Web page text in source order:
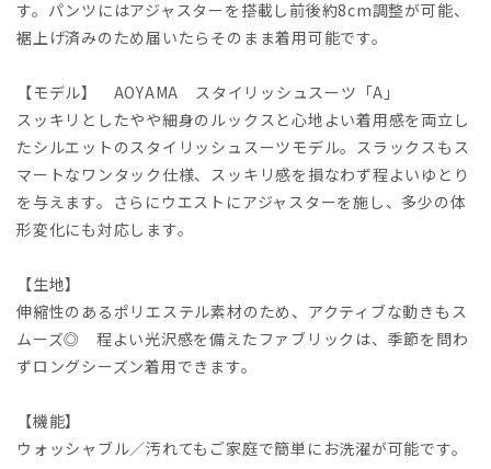
す。パンツにはアジャスターを搭載し前後約8cm調整が可能、
裾上げ済みのため届いたらそのまま着用可能です。
【モデル】 AOYAMA スタイリッシュスーツ「A」
スッキリとしたやや細身のルックスと心地よい着用感を両立し
たシルエットのスタイリッシュスーツモデル。スラックスもス
マートなワンタック仕様、スッキリ感を損なわず程よいゆとり
を与えます。さらにウエストにアジャスターを施し、多少の体
形変化にも対応します。
【生地】
伸縮性のあるポリエステル素材のため、アクティブな動きもス
ムーズ◎ 程よい光沢感を備えたファブリックは、季節を問わ
ずロングシーズン着用できます。
【機能】
ウォッシャブル／汚れてもご家庭で簡単にお洗濯が可能です。